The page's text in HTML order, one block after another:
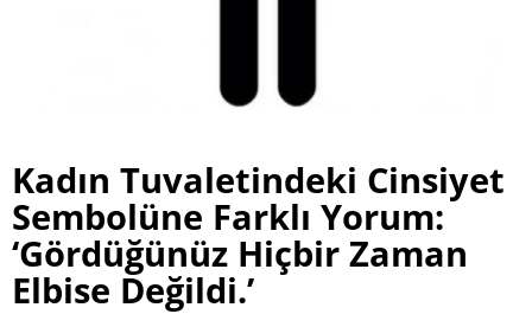
Kadın Tuvaletindeki Cinsiyet
Sembolüne Farklı Yorum:
‘Gördüğünüz Hiçbir Zaman
Elbise Değildi.’